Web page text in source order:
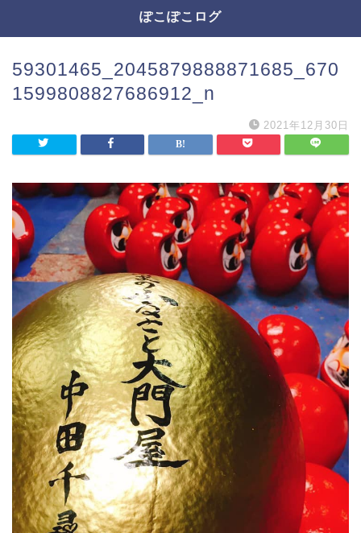
ぽこぽこログ
59301465_2045879888871685_670
1599808827686912_n
2021年12月30日